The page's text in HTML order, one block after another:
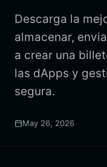
Descarga la
almacenar,
a crear una
las dApps y
segura.
May 26, 2026